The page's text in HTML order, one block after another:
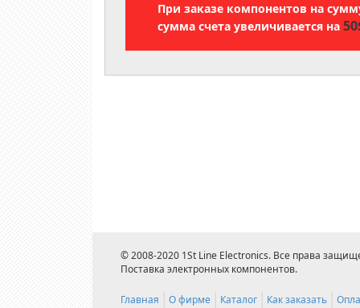
При заказе компонентов на
сумма счета увеличивается на
© 2008-2020 1St Line Electronics. Все права
Поставка электронных компонентов.
Главная О фирме Каталог Как заказать